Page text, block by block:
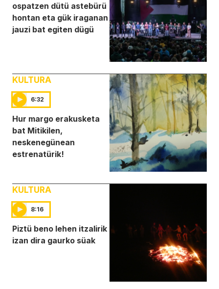
ospatzen dütü astebürü
hontan eta gük iraganan
jauzi bat egiten dügü
KULTURA
6:32
Hur margo erakusketa
bat Mitikilen,
neskenegünean
estrenatürik!
KULTURA
8:16
Piztü beno lehen itzalirik
izan dira gaurko süak